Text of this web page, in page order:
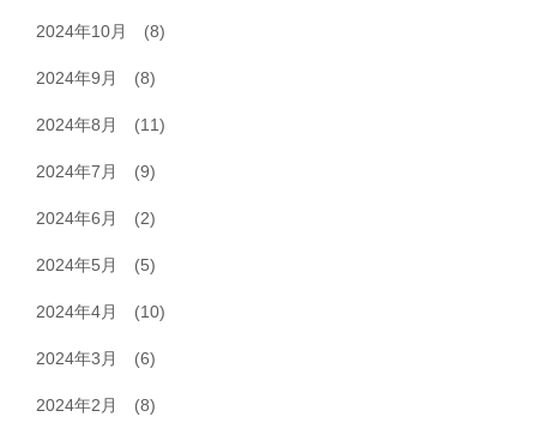
2024年10月 (8)
2024年9月 (8)
2024年8月 (11)
2024年7月 (9)
2024年6月 (2)
2024年5月 (5)
2024年4月 (10)
2024年3月 (6)
2024年2月 (8)